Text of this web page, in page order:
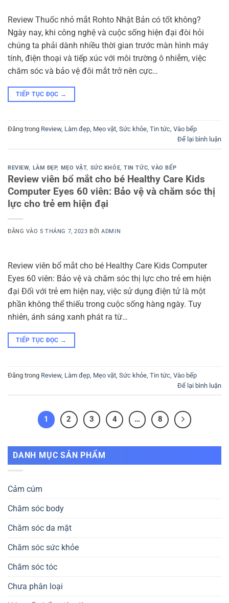
Review Thuốc nhỏ mắt Rohto Nhật Bản có tốt không?
Ngày nay, khi công nghệ và cuộc sống hiện đại đòi hỏi
chúng ta phải dành nhiều thời gian trước màn hình máy
tính, điện thoại và tiếp xúc với môi trường ô nhiễm, việc
chăm sóc và bảo vệ đôi mắt trở nên cực…
TIẾP TỤC ĐỌC →
Đăng trong Review, Làm đẹp Mẹo vặt Sức khỏe Tin tức Vào bếp
Để lại bình luận
REVIEW, LÀM ĐẸP, MẸO VẶT, SỨC KHỎE ,TIN TỨC ,VÀO BẾP
Review viên bổ mắt cho bé Healthy Care Kids
Computer Eyes 60 viên: Bảo vệ và chăm sóc thị
lực cho trẻ em hiện đại
ĐĂNG VÀO 5 THÁNG 7, 2023 BỞIADMIN
Review viên bổ mắt cho bé Healthy Care Kids Computer
Eyes 60 viên: Bảo vệ và chăm sóc thị lực cho trẻ em hiện
đại Đối với trẻ em hiện nay, việc sử dụng điện tử là một
phần không thể thiếu trong cuộc sống hàng ngày. Tuy
nhiên, ánh sáng xanh phát ra từ…
TIẾP TỤC ĐỌC →
Đăng trong Review, Làm đẹp Mẹo vặt Sức khỏe Tin tức Vào bếp
Để lại bình luận
1 2 3 4 … 8
DANH MỤC SẢN PHẨM
Cảm cúm
Chăm sóc body
Chăm sóc da mặt
Chăm sóc sức khỏe
Chăm sóc tóc
Chưa phân loại